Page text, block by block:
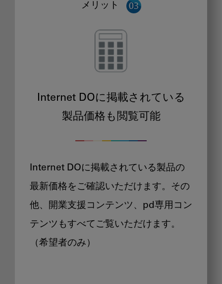
メリット
Internet DOに掲載されている
製品価格も閲覧可能
Internet DOに掲載されている製品の
最新価格をご確認いただけます。その
他、開業支援コンテンツ、pd専用コン
テンツもすべてご覧いただけます。
（希望者のみ）